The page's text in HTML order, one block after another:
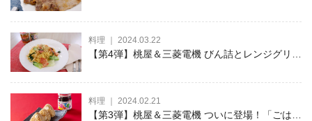
料理 ｜ 2024.03.22
【第4弾】桃屋＆三菱電機 びん詰とレンジグリル
料理 ｜ 2024.02.21
【第3弾】桃屋＆三菱電機 ついに登場！「ごはん